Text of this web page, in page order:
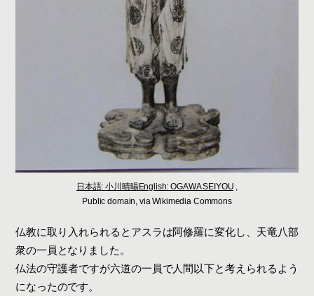
日本語: 小川晴暘English: OGAWA SEIYOU ,
Public domain, via Wikimedia Commons
仏教に取り入れられるとアスラは阿修羅に変化し、天竜八部
衆の一員となりました。
仏法の守護者ですが六道の一員で人間以下と考えられるよう
になったのです。